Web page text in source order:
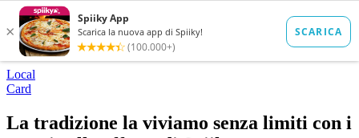
Local
Card
La tradizione la viviamo senza limiti con i